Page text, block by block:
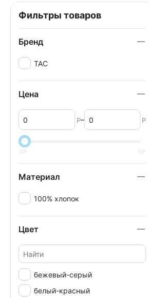
Фильтры товаров
Бренд
TAC
Цена
Р– Р
0Р 0Р
Материал
100% хлопок
Цвет
бежевый-серый
белый-красный